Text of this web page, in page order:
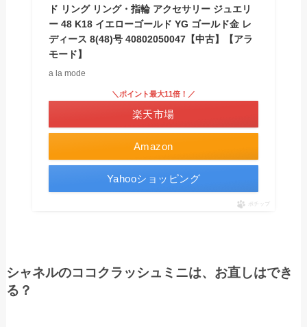
ド リング リング・指輪 アクセサリー ジュエリ
ー 48 K18 イエローゴールド YG ゴールド金 レ
ディース 8(48)号 40802050047【中古】【アラ
モード】
a la mode
Amazon
＼ポイント最大11倍！／
楽天市場
Yahooショッピング
ポチップ
シャネルのココクラッシュミニは、お直しはでき
る？